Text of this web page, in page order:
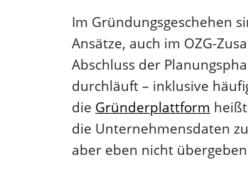
Im Gründungsgeschehen
Ansätze, auch im OZG-
Abschluss der
durchläuft – inklusive
die Gründerplattform
die Unternehmensdaten
aber eben nicht